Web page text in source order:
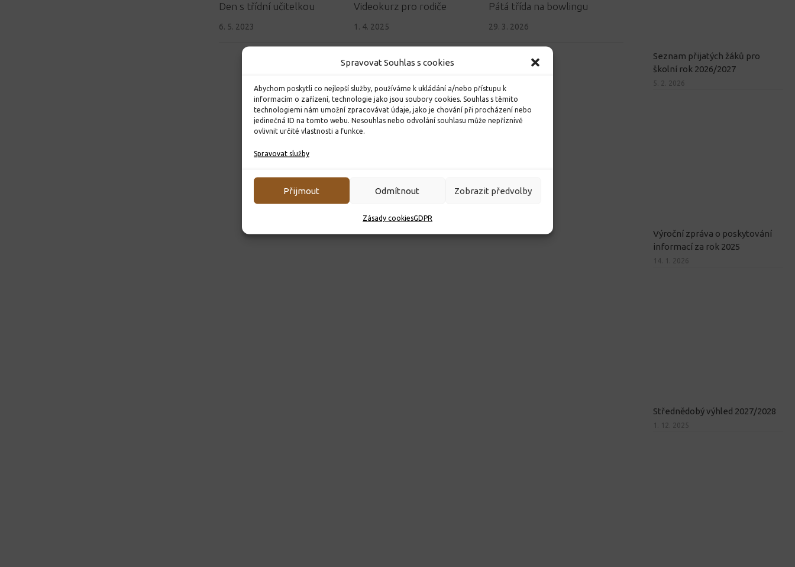
Spravovat Souhlas s cookies
Abychom poskytli co nejlepší služby, používáme k ukládání a/nebo přístupu k
informacím o zařízení, technologie jako jsou soubory cookies. Souhlas s těmito
technologiemi nám umožní zpracovávat údaje, jako je chování při procházení nebo
jedinečná ID na tomto webu. Nesouhlas nebo odvolání souhlasu může nepříznivě
ovlivnit určité vlastnosti a funkce.
Spravovat služby
Přijmout Odmítnout Zobrazit předvolby
Zásady cookiesGDPR
Den s třídní učitelkou
6. 5. 2023
Videokurz pro rodiče
1. 4. 2025
Pátá třída na bowlingu
29. 3. 2026
Seznam přijatých žáků pro
školní rok 2026/2027
5. 2. 2026
Výroční zpráva o poskytování
informací za rok 2025
14. 1. 2026
Střednědobý výhled 2027/2028
1. 12. 2025